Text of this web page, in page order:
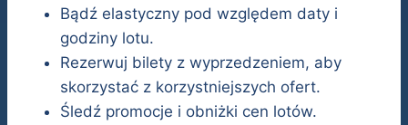
Bądź elastyczny pod względem daty i
godziny lotu.
Rezerwuj bilety z wyprzedzeniem, aby
skorzystać z korzystniejszych ofert.
Śledź promocje i obniżki cen lotów.